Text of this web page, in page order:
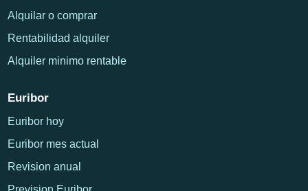
Alquilar o comprar
Rentabilidad alquiler
Alquiler minimo rentable
Euribor
Euribor hoy
Euribor mes actual
Revision anual